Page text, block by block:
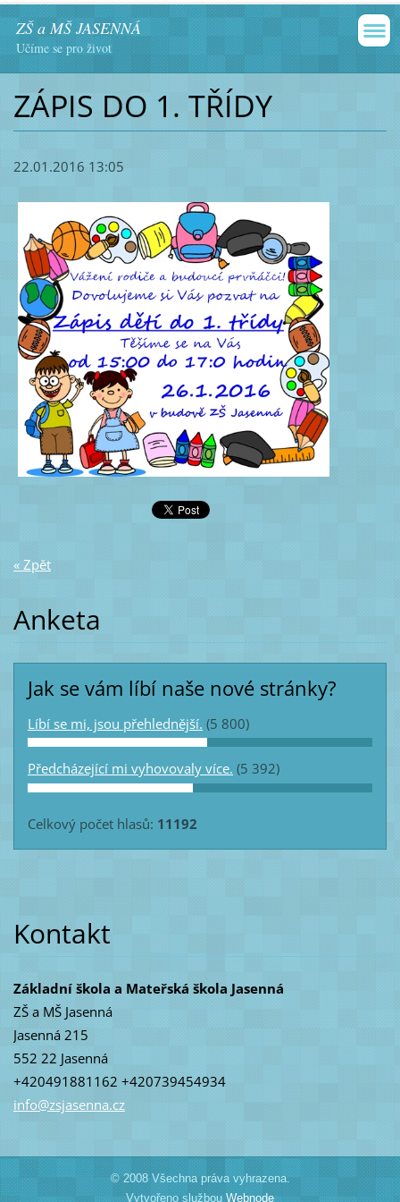
ZŠ a MŠ JASENNÁ
Učíme se pro život
ZÁPIS DO 1. TŘÍDY
22.01.2016 13:05
« Zpět
Anketa
Jak se vám líbí naše nové stránky?
Líbí se mi, jsou přehlednější. (5 800)
Předcházející mi vyhovovaly více. (5 392)
Celkový počet hlasů: 11192
Kontakt
Základní škola a Mateřská škola Jasenná
ZŠ a MŠ Jasenná
Jasenná 215
552 22 Jasenná
+420491881162 +420739454934
info@zsjasenna.cz
© 2008 Všechna práva vyhrazena.
Vytvořeno službou Webnode